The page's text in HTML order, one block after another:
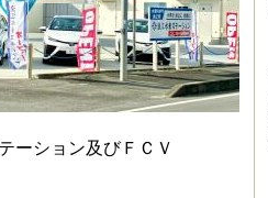
ーション及びＦＣＶ